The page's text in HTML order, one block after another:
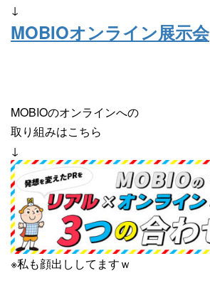
↓
MOBIOオンライン展示会
MOBIOのオンラインへの
取り組みはこちら
↓
※私も顔出ししてますｗ